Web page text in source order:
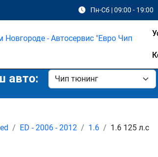
Пн-Сб | 09:00 - 19:00
авто:
ED - 2006 - 2012 1.6 1.6 125 л.с